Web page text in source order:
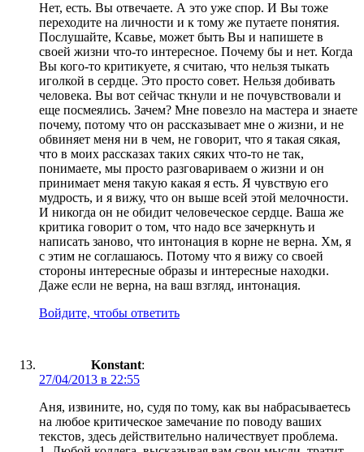
Нет, есть. Вы отвечаете. А это уже спор. И Вы тоже
переходите на личности и к тому же путаете понятия.
Послушайте, Ксавье, может быть Вы и напишете в
своей жизни что-то интересное. Почему бы и нет. Когда
Вы кого-то критикуете, я считаю, что нельзя тыкать
иголкой в сердце. Это просто совет. Нельзя добивать
человека. Вы вот сейчас ткнули и не почувствовали и
еще посмеялись. Зачем? Мне повезло на мастера и знаете
почему, потому что он рассказывает мне о жизни, и не
обвиняет меня ни в чем, не говорит, что я такая сякая,
что в моих рассказах таких сяких что-то не так,
понимаете, мы просто разговариваем о жизни и он
принимает меня такую какая я есть. Я чувствую его
мудрость, и я вижу, что он выше всей этой мелочности.
И никогда он не обидит человеческое сердце. Ваша же
критика говорит о том, что надо все зачеркнуть и
написать заново, что интонация в корне не верна. Хм, я
с этим не соглашаюсь. Потому что я вижу со своей
стороны интересные образы и интересные находки.
Даже если не верна, на ваш взгляд, интонация.
Войдите, чтобы ответить
Konstant:
27/04/2013 в 22:55
Аня, извините, но, судя по тому, как вы набрасываетесь
на любое критическое замечание по поводу ваших
текстов, здесь действительно наличествует проблема.